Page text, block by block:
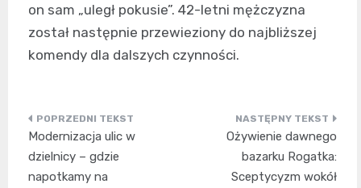
on sam „uległ pokusie”. 42-letni mężczyzna
został następnie przewieziony do najbliższej
komendy dla dalszych czynności.
Nawigacja
wpisu
Modernizacja ulic w
dzielnicy – gdzie
napotkamy na
Ożywienie dawnego
bazarku Rogatka:
Sceptycyzm wokół